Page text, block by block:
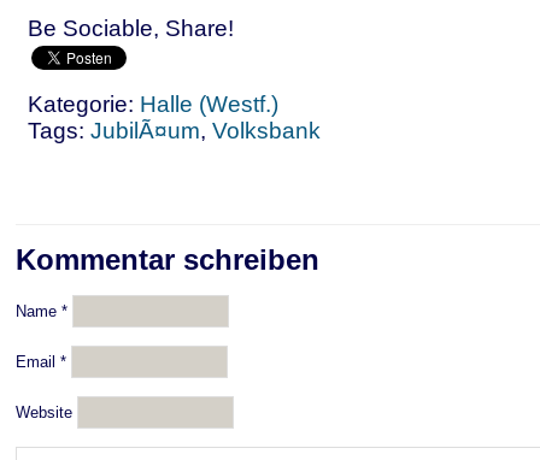
Be Sociable, Share!
Kategorie: Halle (Westf.)
Tags: JubilÃ¤um, Volksbank
Kommentar schreiben
Name *
Email *
Website